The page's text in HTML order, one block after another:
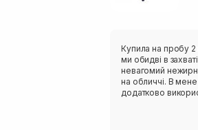
Купила на пробу 2
ми обидві в
невагомий
на обличчі. В
додатково